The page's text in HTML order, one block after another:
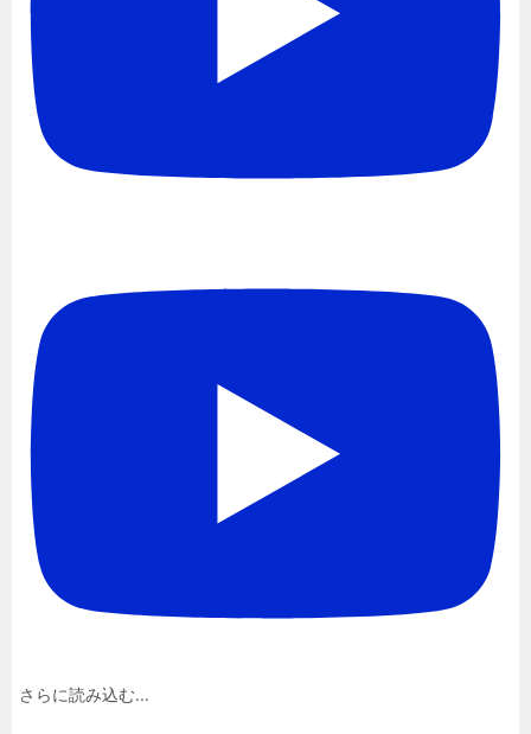
さらに読み込む...